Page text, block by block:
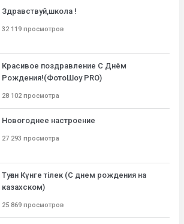
Здравствуй,школа !
32 119 просмотров
Красивое поздравление С Днём
Рождения!(ФотоШоу PRO)
28 102 просмотра
Новогоднее настроение
27 293 просмотра
Туған Күнге тілек (С днем рождения на
казахском)
25 869 просмотров